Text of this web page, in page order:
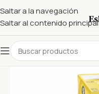
Saltar a la navegación
Saltar al contenido principal